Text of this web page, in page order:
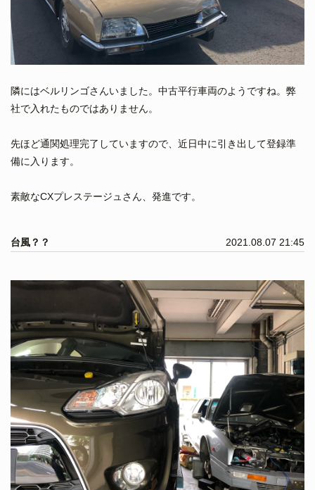
隣にはベルリンゴさんいました。中古平行車両のようですね。弊
社で入れたものではありません。
先ほど通関処理完了していますので、近日中に引き出して登録準
備に入ります。
素敵なCXプレステージュさん、発進です。
台風？？ 2021.08.07 21:45